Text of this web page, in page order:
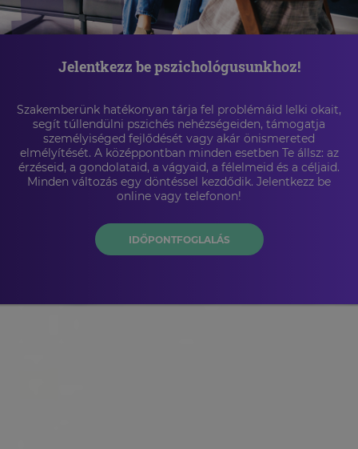
Jelentkezz be pszichológusunkhoz!
Szakemberünk hatékonyan tárja fel problémáid lelki okait,
segít túllendülni pszichés nehézségeiden, támogatja
személyiséged fejlődését vagy akár önismereted
elmélyítését. A középpontban minden esetben Te állsz: az
érzéseid, a gondolataid, a vágyaid, a félelmeid és a céljaid.
Minden változás egy döntéssel kezdődik. Jelentkezz be
online vagy telefonon!
IDŐPONTFOGLALÁS